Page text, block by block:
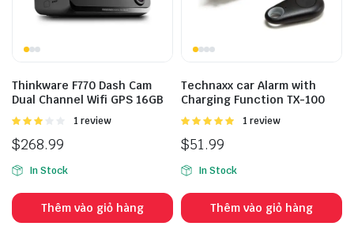
Thinkware F770 Dash Cam
Dual Channel Wifi GPS 16GB
Được
hạng
sao
1 review
$268.99
In Stock
Thêm vào giỏ hàng
Technaxx car Alarm with
Charging Function TX-100
Được
5.005 sao
1 review
$51.99
In Stock
Thêm vào giỏ hàng